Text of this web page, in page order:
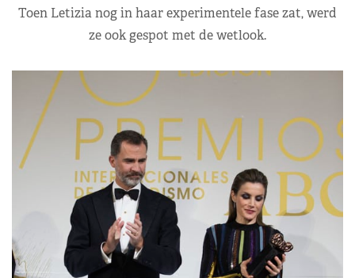
Toen Letizia nog in haar experimentele fase zat, werd
ze ook gespot met de wetlook.